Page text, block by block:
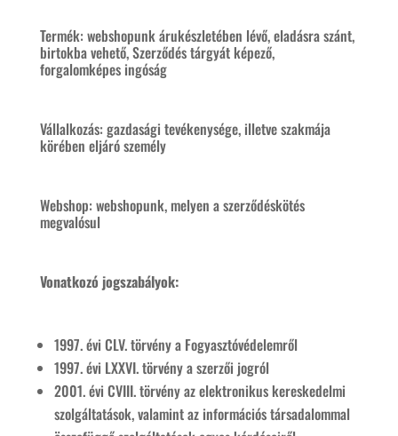
Termék: webshopunk árukészletében lévő, eladásra szánt,
birtokba vehető, Szerződés tárgyát képező,
forgalomképes ingóság
Vállalkozás: gazdasági tevékenysége, illetve szakmája
körében eljáró személy
Webshop: webshopunk, melyen a szerződéskötés
megvalósul
Vonatkozó jogszabályok:
1997. évi CLV. törvény a Fogyasztóvédelemről
1997. évi LXXVI. törvény a szerzői jogról
2001. évi CVIII. törvény az elektronikus kereskedelmi
szolgáltatások, valamint az információs társadalommal